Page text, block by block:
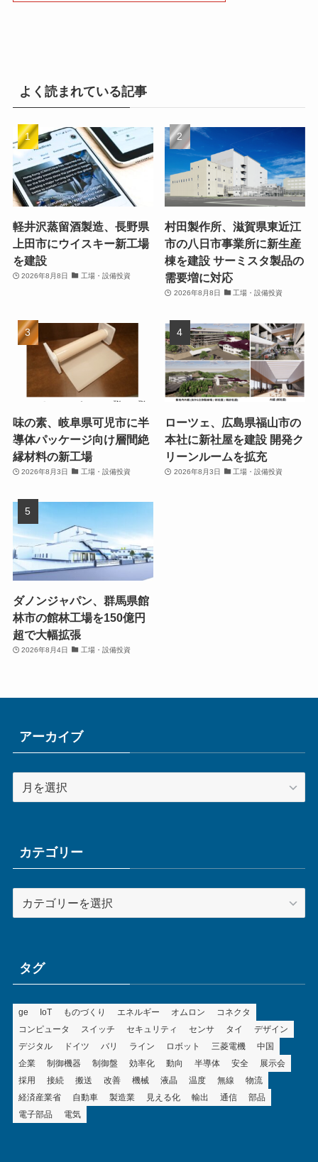
よく読まれている記事
軽井沢蒸留酒製造、長野県
上田市にウイスキー新工場
を建設
2026年8月8日 工場・設備投資
村田製作所、滋賀県東近江
市の八日市事業所に新生産
棟を建設 サーミスタ製品の
需要増に対応
2026年8月8日 工場・設備投資
味の素、岐阜県可児市に半
導体パッケージ向け層間絶
縁材料の新工場
2026年8月3日 工場・設備投資
ローツェ、広島県福山市の
本社に新社屋を建設 開発ク
リーンルームを拡充
2026年8月3日 工場・設備投資
ダノンジャパン、群馬県館
林市の館林工場を150億円
超で大幅拡張
2026年8月4日 工場・設備投資
アーカイブ
ー
ブカテゴリー
テ
ータグ
ge IoT ものづくり エネルギー オムロン
コネクタ
コンピュータ
スイッチ セキュリティ センサ タイ
デザイン
デジタル
ドイツ バリ ライン ロボット 三菱電機
中国
企業
制御機器 制御盤 効率化 動向 半導体 安全
展示会
採用
接続 搬送 改善 機械 液晶 温度 無線
物流
経済産業省
自動車 製造業 見える化 輸出 通信
部品
電子部品
電気